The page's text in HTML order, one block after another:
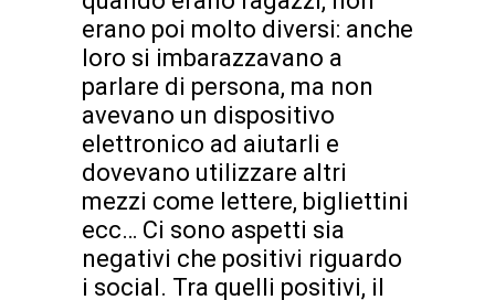
erano poi molto diversi: anche
loro si imbarazzavano a
parlare di persona, ma non
avevano un dispositivo
elettronico ad aiutarli e
dovevano utilizzare altri
mezzi come lettere, bigliettini
ecc… Ci sono aspetti sia
negativi che positivi riguardo
i social. Tra quelli positivi, il